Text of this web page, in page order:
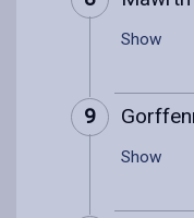
Show
9
Show